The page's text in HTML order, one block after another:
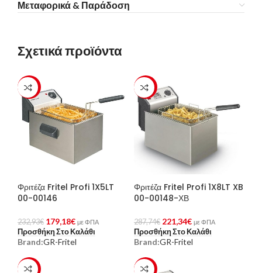
Μεταφορικά & Παράδοση
Σχετικά προϊόντα
-23%
Φριτέζα Fritel Profi 1X5LT
00-00146
232,93€ 179,18€ με ΦΠΑ
Προσθήκη Στο Καλάθι
Brand:GR-Fritel
-23%
Φριτέζα Fritel Profi 1X8LT XB
00-00148-ΧΒ
287,74€ 221,34€ με ΦΠΑ
Προσθήκη Στο Καλάθι
Brand:GR-Fritel
-23% -23%